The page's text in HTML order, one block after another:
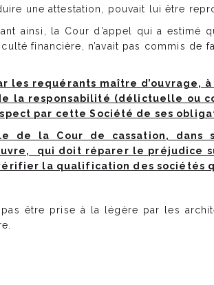
une attestation, pouvait lui être
ainsi, la Cour d’appel qui a
financière, n’avait pas commis de
les requérants maître d’ouvrage,
la responsabilité (délictuelle ou
par cette Société de ses
de la Cour de cassation,
qui doit réparer le préjudice
la qualification des sociétés
être prise à la légère par les